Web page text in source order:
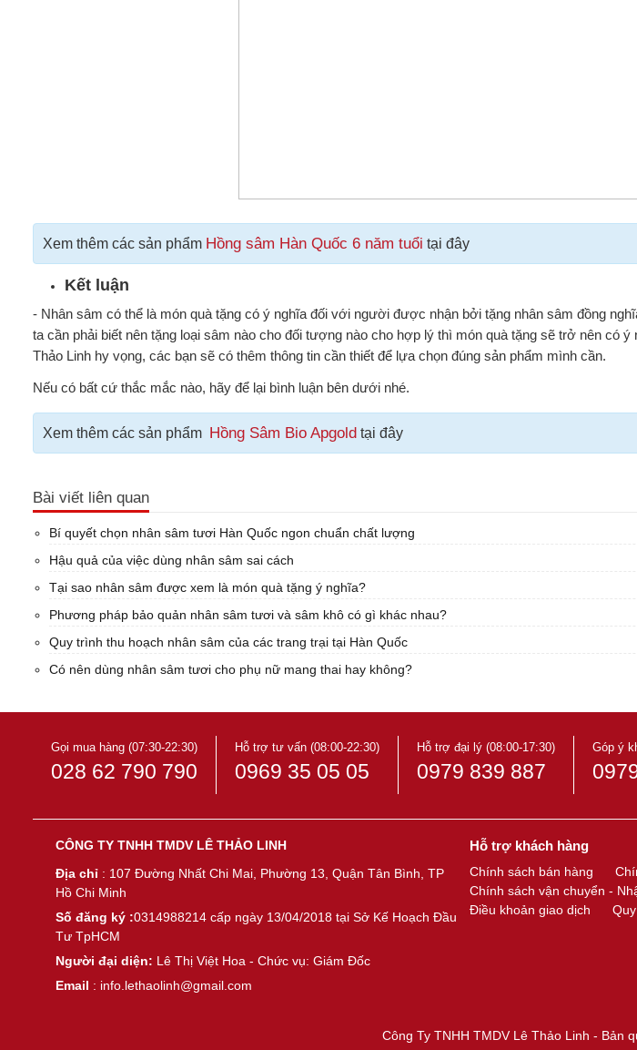
Xem thêm các sản phẩm Hồng sâm Hàn Quốc 6 năm tuổi tại đây
Kết luận
- Nhân sâm có thể là món quà tặng có ý nghĩa đối với người được nhận bởi tặng nhân sâm đồng
ta cần phải biết nên tặng loại sâm nào cho đối tượng nào cho hợp lý thì món quà tặng sẽ trở nên có
Thảo Linh hy vọng, các bạn sẽ có thêm thông tin cần thiết để lựa chọn đúng sản phẩm mình cần.
Nếu có bất cứ thắc mắc nào, hãy để lại bình luận bên dưới nhé.
Xem thêm các sản phẩm Hồng Sâm Bio Apgold tại đây
Bài viết liên quan
Bí quyết chọn nhân sâm tươi Hàn Quốc ngon chuẩn chất lượng
Hậu quả của việc dùng nhân sâm sai cách
Tại sao nhân sâm được xem là món quà tặng ý nghĩa?
Phương pháp bảo quản nhân sâm tươi và sâm khô có gì khác nhau?
Quy trình thu hoạch nhân sâm của các trang trại tại Hàn Quốc
Có nên dùng nhân sâm tươi cho phụ nữ mang thai hay không?
Gọi mua hàng (07:30-22:30)
028 62 790 790
Hỗ trợ tư vấn (08:00-22:30)
0969 35 05 05
Hỗ trợ đại lý (08:00-17:30)
0979 839 887
Góp ý
CÔNG TY TNHH TMDV LÊ THẢO LINH
Địa chỉ : 107 Đường Nhất Chi Mai, Phường 13, Quận Tân Bình, TP
Hồ Chi Minh
Số đăng ký :0314988214 cấp ngày 13/04/2018 tại Sở Kế Hoạch Đầu
Tư TpHCM
Người đại diện: Lê Thị Việt Hoa - Chức vụ: Giám Đốc
Email : info.lethaolinh@gmail.com
Hỗ trợ khách hàng
Chính sách bán hàng
Chính sách vận chuyển -
Điều khoản giao dịch
Công Ty TNHH TMDV Lê Thảo Linh - Bản